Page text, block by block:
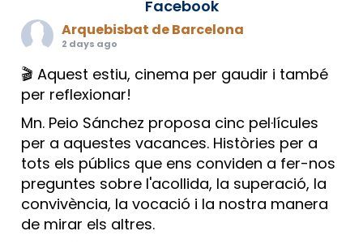
Facebook
Arquebisbat de Barcelona
2 days ago
🎬 Aquest estiu, cinema per gaudir i també
per reflexionar!
Mn. Peio Sánchez proposa cinc pel·lícules
per a aquestes vacances. Històries per a
tots els públics que ens conviden a fer-nos
preguntes sobre l'acollida, la superació, la
convivència, la vocació i la nostra manera
de mirar els altres.